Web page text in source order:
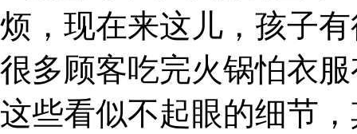
烦，现在来这儿，孩子
很多顾客吃完火锅怕衣
这些看似不起眼的细节